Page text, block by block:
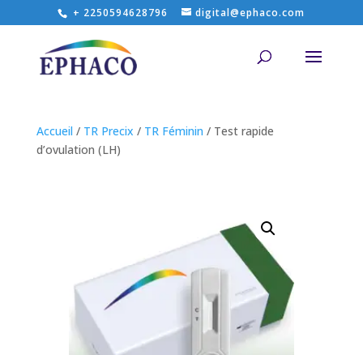
+ 2250594628796 digital@ephaco.com
Accueil / TR Precix / TR Féminin / Test rapide
d’ovulation (LH)